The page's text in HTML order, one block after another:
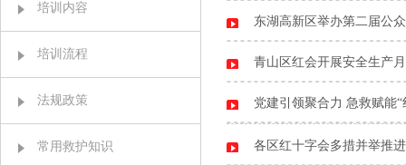
培训内容
培训流程
法规政策
常用救护知识
东湖高新区举办第二届公
青山区红会开展安全生产
党建引领聚合力 急救赋能
各区红十字会多措并举推